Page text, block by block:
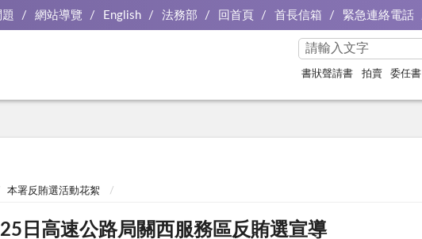
網站導覽 English 法務部 回首頁 首長信箱 緊急連絡電話
書狀聲請書 拍賣 委任書
本署反賄選活動花絮
日高速公路局關西服務區反賄選宣導